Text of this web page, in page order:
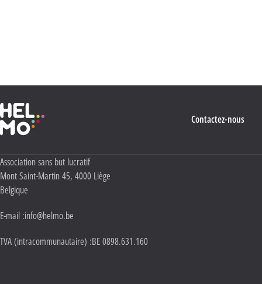
Haute École Libre Mosane
Contactez-nous
Adresse :
Association sans but lucratif
Mont Saint-Martin 45, 4000 Liège
Belgique
E-mail :info@helmo.be
TVA (intracommunautaire) :BE 0898.631.160